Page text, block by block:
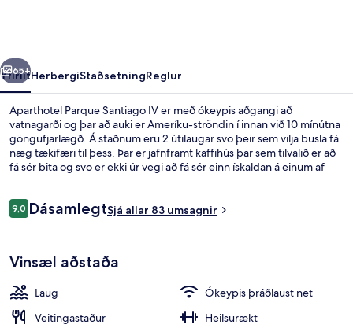
Næsta
65+
YfirlitHerbergiStaðsetningReglur
Aparthotel Parque Santiago IV er með ókeypis aðgangi að
vatnagarði og þar að auki er Ameríku-ströndin í innan við 10 mínútna
göngufjarlægð. Á staðnum eru 2 útilaugar svo þeir sem vilja busla fá
næg tækifæri til þess. Þar er jafnframt kaffihús þar sem tilvalið er að
fá sér bita og svo er ekki úr vegi að fá sér einn ískaldan á einum af
annarra þæginda á þessu hóteli í nýlendustíl.
Umsagnir
9,09,0 af 10
DásamlegtSjá allar 83 umsagnir
Vinsæl aðstaða
Laug
Ókeypis þráðlaust net
Veitingastaður
Heilsurækt